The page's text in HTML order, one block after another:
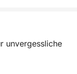
unvergessliche